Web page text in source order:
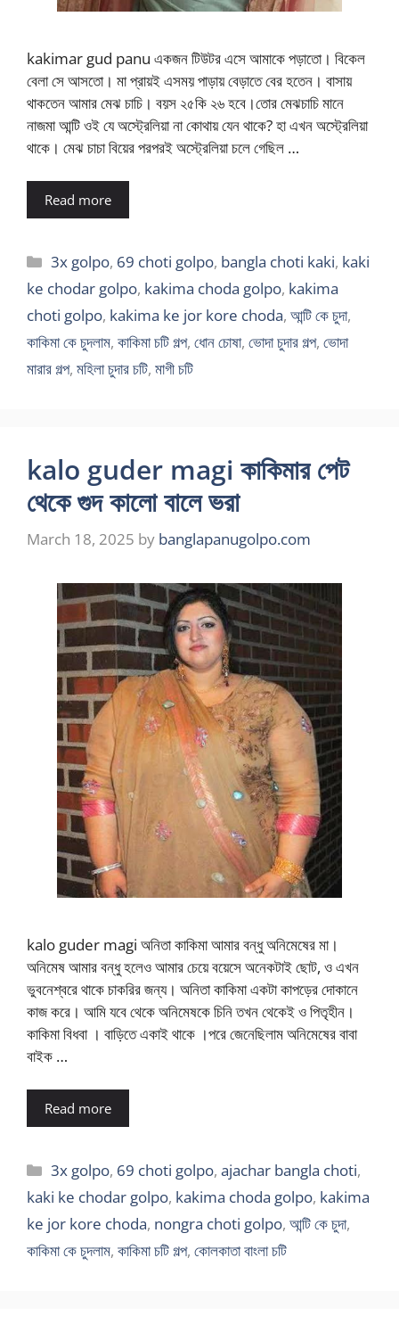
kakimar gud panu একজন টিউটর এসে আমাকে পড়াতো। বিকেল
বেলা সে আসতো। মা প্রায়ই এসময় পাড়ায় বেড়াতে বের হতেন। বাসায়
থাকতেন আমার মেঝ চাচি। বয়স ২৫কি ২৬ হবে।তোর মেঝচাচি মানে
নাজমা আন্টি ওই যে অস্ট্রেলিয়া না কোথায় যেন থাকে? হা এখন অস্ট্রেলিয়া
থাকে। মেঝ চাচা বিয়ের পরপরই অস্ট্রেলিয়া চলে গেছিল …
Read more
Categories
3x golpo, 69 choti golpo, bangla choti kaki, kaki
ke chodar golpo, kakima choda golpo, kakima
choti golpo, kakima ke jor kore choda, আন্টি কে চুদা,
কাকিমা কে চুদলাম, কাকিমা চটি গল্প, ধোন চোষা, ভোদা চুদার গল্প, ভোদা
মারার গল্প, মহিলা চুদার চটি, মাগী চটি
kalo guder magi কাকিমার পেট
থেকে গুদ কালো বালে ভরা
March 18, 2025 by banglapanugolpo.com
kalo guder magi অনিতা কাকিমা আমার বন্ধু অনিমেষের মা।
অনিমেষ আমার বন্ধু হলেও আমার চেয়ে বয়েসে অনেকটাই ছোট, ও এখন
ভুবনেশ্বরে থাকে চাকরির জন্য। অনিতা কাকিমা একটা কাপড়ের দোকানে
কাজ করে। আমি যবে থেকে অনিমেষকে চিনি তখন থেকেই ও পিতৃহীন।
কাকিমা বিধবা । বাড়িতে একাই থাকে ।পরে জেনেছিলাম অনিমেষের বাবা
বাইক …
Read more
Categories
3x golpo, 69 choti golpo,ajachar bangla choti,
kaki ke chodar golpo, kakima choda golpo, kakima
ke jor kore choda, nongra choti golpo, আন্টি কে চুদা,
কাকিমা কে চুদলাম, কাকিমা চটি গল্প, কোলকাতা বাংলা চটি